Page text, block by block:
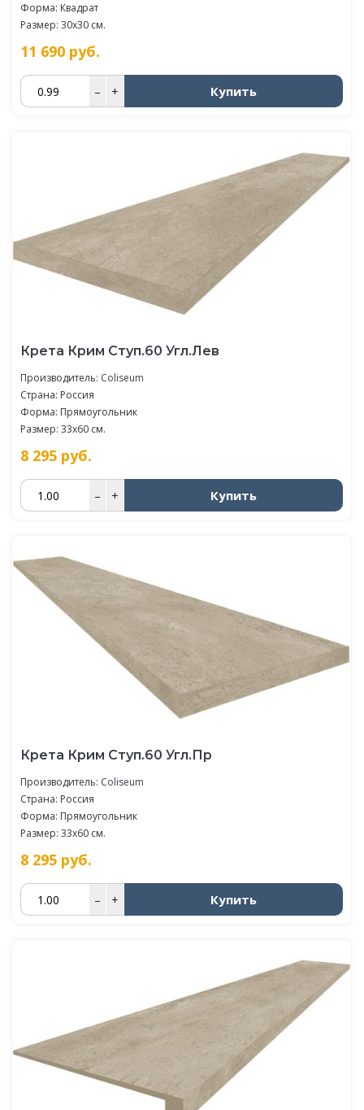
Форма: Квадрат
Размер: 30x30 см.
11 690 руб.
– + Купить
Крета Крим Ступ.60 Угл.Лев
Производитель: Coliseum
Страна: Россия
Форма: Прямоугольник
Размер: 33x60 см.
8 295 руб.
– + Купить
Крета Крим Ступ.60 Угл.Пр
Производитель: Coliseum
Страна: Россия
Форма: Прямоугольник
Размер: 33x60 см.
8 295 руб.
– + Купить